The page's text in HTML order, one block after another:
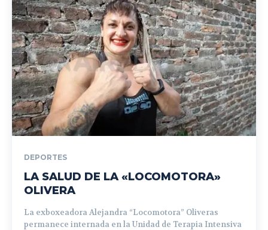
DEPORTES
LA SALUD DE LA «LOCOMOTORA»
OLIVERA
La exboxeadora Alejandra “Locomotora” Oliveras
permanece internada en la Unidad de Terapia Intensiva